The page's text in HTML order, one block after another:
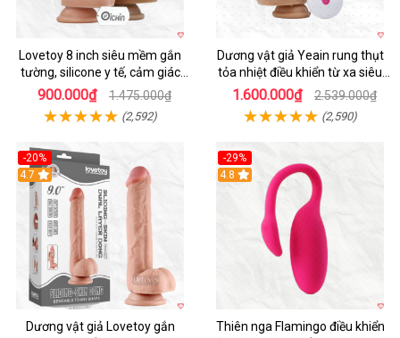
Lovetoy 8 inch siêu mềm gắn
tường, silicone y tế, cảm giác
thật
900.000₫ 1.475.000₫
(2,592)
Dương vật giả Yeain rung thụt
tỏa nhiệt điều khiển từ xa siêu
HOT
1.600.000₫ 2.539.000₫
(2,590)
-20%
Hot
4.7
Dương vật giả Lovetoy gắn
-29%
Hot
4.8
Thiên nga Flamingo điều khiển